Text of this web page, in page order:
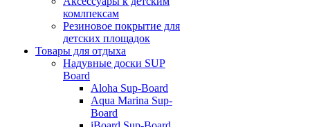
комлпексам
Резиновое покрытие для
детских площадок
Товары для отдыха
Надувные доски SUP
Board
Aloha Sup-Board
Aqua Marina Sup-
Board